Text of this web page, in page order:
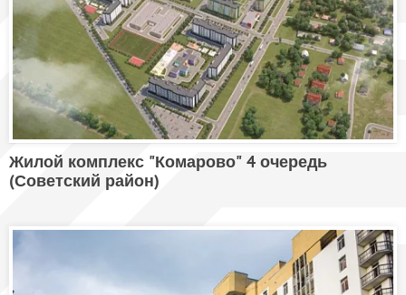
Жилой комплекс "Комарово" 4 очередь
(Советский район)